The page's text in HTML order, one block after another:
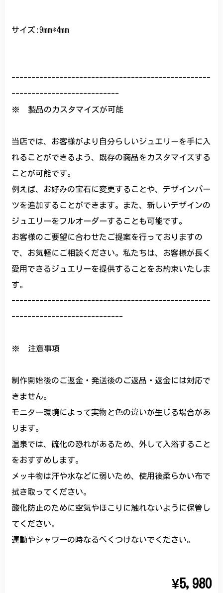
サイズ:9mm*4mm
--------------------------------------------------
---------------------------
※ 製品のカスタマイズが可能
当店では、お客様がより自分らしいジュエリーを手に入
れることができるよう、既存の商品をカスタマイズする
ことが可能です。
例えば、お好みの宝石に変更することや、デザインパー
ツを追加することができます。また、新しいデザインの
ジュエリーをフルオーダーすることも可能です。
お客様のご要望に合わせたご提案を行っておりますの
で、お気軽にご相談ください。私たちは、お客様が長く
愛用できるジュエリーを提供することをお約束いたしま
す。
--------------------------------------------------
----------------------------
※ 注意事項
制作開始後のご返金・発送後のご返品・返金には対応で
きません。
モニター環境によって実物と色の違いが生じる場合があ
ります。
温泉では、硫化の恐れがあるため、外して入浴すること
をおすすめします。
メッキ物は汗や水などに弱いため、使用後柔らかい布で
拭き取ってください。
酸化防止のために空気やほこりに触れないように保管し
てください。
運動やシャワーの時なるべくつけないでください。
¥5,980